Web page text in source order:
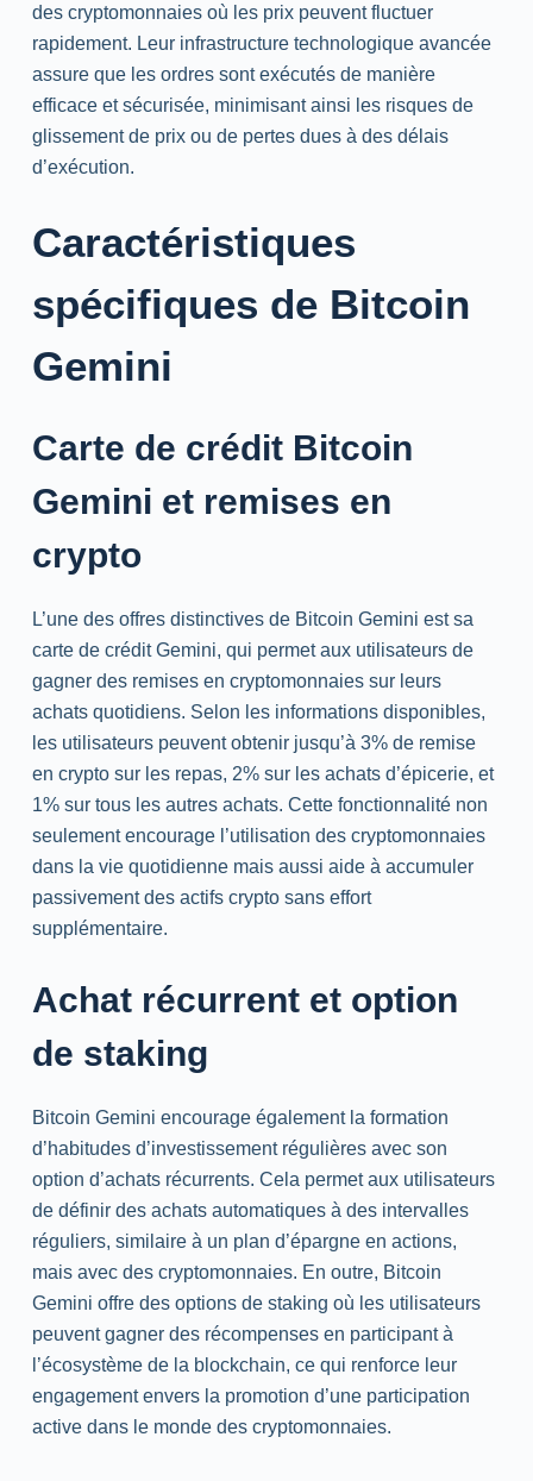
des cryptomonnaies où les prix peuvent fluctuer
rapidement. Leur infrastructure technologique avancée
assure que les ordres sont exécutés de manière
efficace et sécurisée, minimisant ainsi les risques de
glissement de prix ou de pertes dues à des délais
d’exécution.
Caractéristiques
spécifiques de Bitcoin
Gemini
Carte de crédit Bitcoin
Gemini et remises en
crypto
L’une des offres distinctives de Bitcoin Gemini est sa
carte de crédit Gemini, qui permet aux utilisateurs de
gagner des remises en cryptomonnaies sur leurs
achats quotidiens. Selon les informations disponibles,
les utilisateurs peuvent obtenir jusqu’à 3% de remise
en crypto sur les repas, 2% sur les achats d’épicerie, et
1% sur tous les autres achats. Cette fonctionnalité non
seulement encourage l’utilisation des cryptomonnaies
dans la vie quotidienne mais aussi aide à accumuler
passivement des actifs crypto sans effort
supplémentaire.
Achat récurrent et option
de staking
Bitcoin Gemini encourage également la formation
d’habitudes d’investissement régulières avec son
option d’achats récurrents. Cela permet aux utilisateurs
de définir des achats automatiques à des intervalles
réguliers, similaire à un plan d’épargne en actions,
mais avec des cryptomonnaies. En outre, Bitcoin
Gemini offre des options de staking où les utilisateurs
peuvent gagner des récompenses en participant à
l’écosystème de la blockchain, ce qui renforce leur
engagement envers la promotion d’une participation
active dans le monde des cryptomonnaies.